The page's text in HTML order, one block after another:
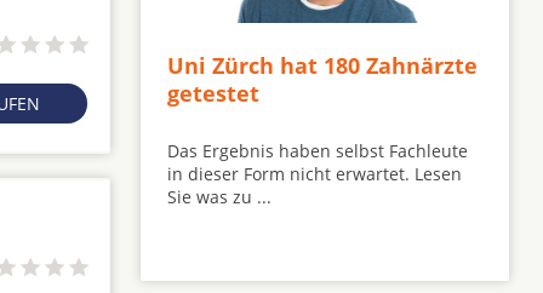
Uni Zürch hat 180 Zahnärzte
getestet
Das Ergebnis haben selbst Fachleute
in dieser Form nicht erwartet. Lesen
Sie was zu ...